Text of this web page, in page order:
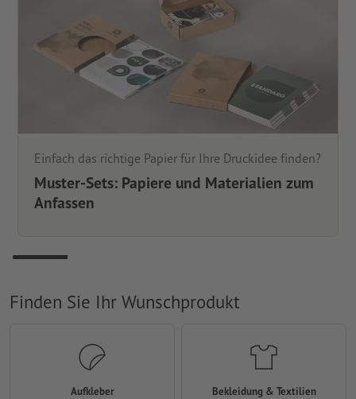
Einfach das richtige Papier für Ihre Druckidee finden?
Muster-Sets: Papiere und Materialien zum
Anfassen
Finden Sie Ihr Wunschprodukt
Aufkleber Bekleidung & Textilien